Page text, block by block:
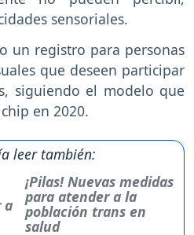
sensoriales.
un registro para personas
que deseen participar
siguiendo el modelo que
en 2020.
leer también:
¡Pilas! Nuevas medidas
para atender a la
población trans en
salud